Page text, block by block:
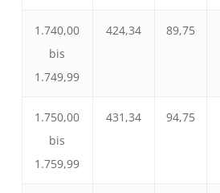
1.740,00
bis
1.749,99
424,34 89,75
1.750,00
bis
1.759,99
431,34 94,75